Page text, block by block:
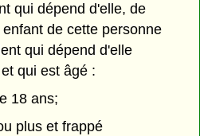
qui dépend d'elle, de
de cette personne
qui dépend d'elle
qui est âgé :
18 ans;
plus et frappé